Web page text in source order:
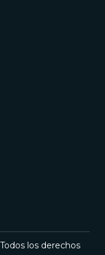
los derechos